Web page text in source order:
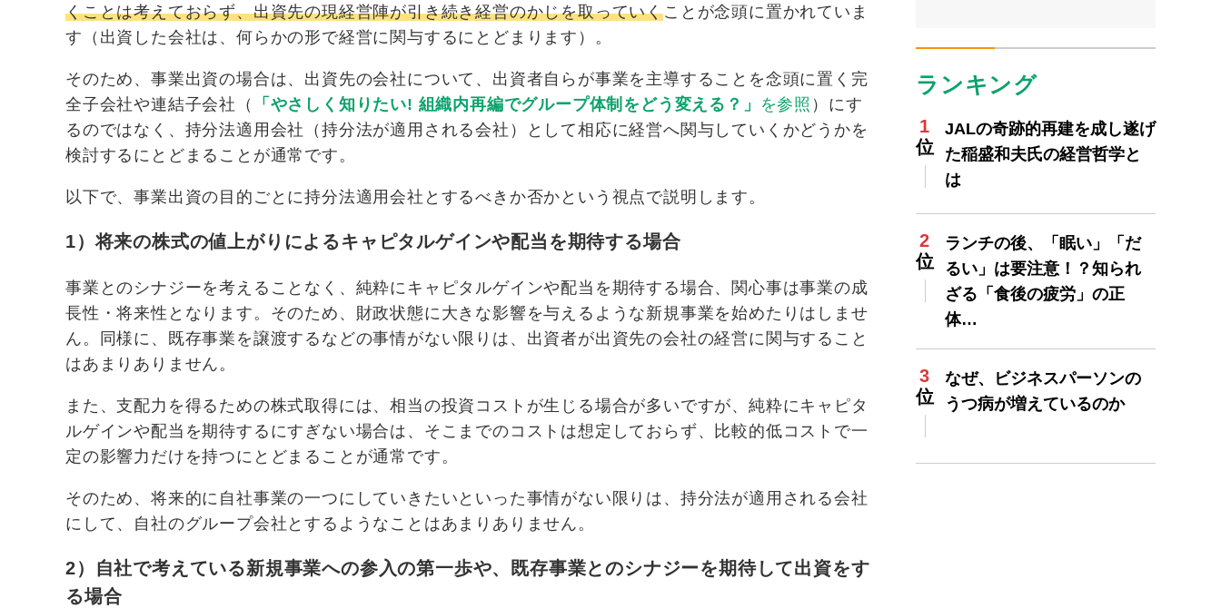
くことは考えておらず、出資先の現経営陣が引き続き経営のかじを取っていくことが念頭に置かれていま
す（出資した会社は、何らかの形で経営に関与するにとどまります）。
そのため、事業出資の場合は、出資先の会社について、出資者自らが事業を主導することを念頭に置く完
全子会社や連結子会社（
「やさしく知りたい! 組織内再編でグループ体制をどう変える？」 を参照 ）にす
るのではなく、持分法適用会社（持分法が適用される会社）として相応に経営へ関与していくかどうかを
検討するにとどまることが通常です。
以下で、事業出資の目的ごとに持分法適用会社とするべきか否かという視点で説明します。
1）将来の株式の値上がりによるキャピタルゲインや配当を期待する場合
事業とのシナジーを考えることなく、純粋にキャピタルゲインや配当を期待する場合、関心事は事業の成
長性・将来性となります。そのため、財政状態に大きな影響を与えるような新規事業を始めたりはしませ
ん。同様に、既存事業を譲渡するなどの事情がない限りは、出資者が出資先の会社の経営に関与すること
はあまりありません。
また、支配力を得るための株式取得には、相当の投資コストが生じる場合が多いですが、純粋にキャピタ
ルゲインや配当を期待するにすぎない場合は、そこまでのコストは想定しておらず、比較的低コストで一
定の影響力だけを持つにとどまることが通常です。
そのため、将来的に自社事業の一つにしていきたいといった事情がない限りは、持分法が適用される会社
にして、自社のグループ会社とするようなことはあまりありません。
2）自社で考えている新規事業への参入の第一歩や、既存事業とのシナジーを期待して出資をす
る場合
ランキング
JALの奇跡的再建を成し遂げ
た稲盛和夫氏の経営哲学と
は
ランチの後、「眠い」「だ
るい」は要注意！？知られ
ざる「食後の疲労」の正
体…
なぜ、ビジネスパーソンの
うつ病が増えているのか